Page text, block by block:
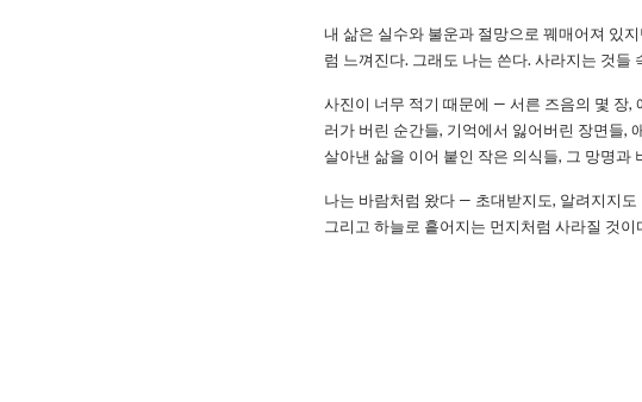
내 삶은 실수와 불운과 절망으로 꿰매어져 있
럼 느껴진다. 그래도 나는 쓴다. 사라지는 것들
사진이 너무 적기 때문에 — 서른 즈음의 몇 장,
러가 버린 순간들, 기억에서 잃어버린 장면들,
살아낸 삶을 이어 붙인 작은 의식들, 그 망명과
나는 바람처럼 왔다 — 초대받지도, 알려지지
그리고 하늘로 흩어지는 먼지처럼 사라질 것이